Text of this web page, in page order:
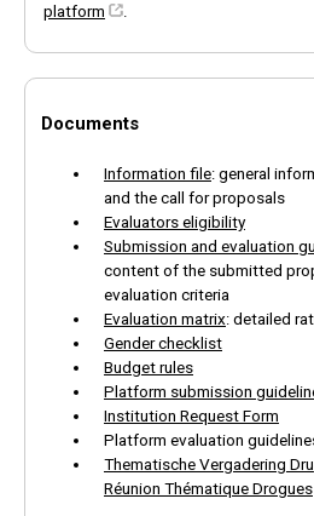
platform
Documents
Information file: general
and the call for proposals
Evaluators eligibility
Submission and evaluation
content of the submitted
evaluation criteria
Evaluation matrix: detailed
Gender checklist
Budget rules
Platform submission
Institution Request Form
Platform evaluation
Thematische Vergadering
Réunion Thématique Drogues